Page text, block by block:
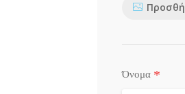
Όνομα *